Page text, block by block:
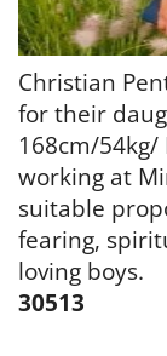
Christian
for their
168cm/54kg/
working at
suitable
fearing,
loving
30513